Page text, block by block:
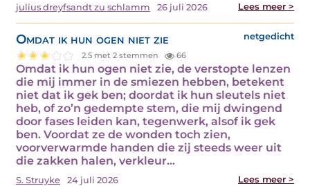
julius dreyfsandt zu schlamm 26 juli 2026 Lees meer >
Omdat ik hun ogen niet zie netgedicht
2.5 met 2 stemmen 66
Omdat ik hun ogen niet zie, de verstopte lenzen
die mij immer in de smiezen hebben, betekent
niet dat ik gek ben; doordat ik hun sleutels niet
heb, of zo’n gedempte stem, die mij dwingend
door fases leiden kan, tegenwerk, alsof ik gek
ben. Voordat ze de wonden toch zien,
voorverwarmde handen die zij steeds weer uit
die zakken halen, verkleur…
S. Struyke 24 juli 2026 Lees meer >